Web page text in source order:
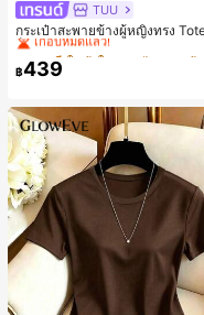
TUU
กระเป๋าสะพายข้างผู้หญิงทรง Tote
ล็ก สไตล์วินเทจ ผิวด้าน คอลเลกชั
ม่ฤดูร้อน 2026 สำหรับเดินทางไป
น แมตช์ง่าย
#1 ขายดี
เกือบหมดแล้ว!
#1 ขายดี
เกือบหมดแล้ว!
#1 ขายดี
เกือบหมดแล้ว!
เกือบหมดแล้ว!
฿439